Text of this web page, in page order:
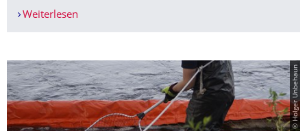
Weiterlesen
© Holger Unbehaun